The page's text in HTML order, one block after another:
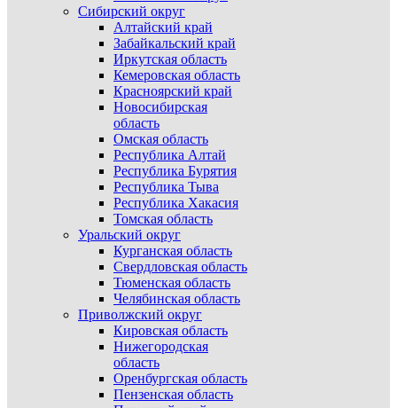
Сибирский округ
Алтайский край
Забайкальский край
Иркутская область
Кемеровская область
Красноярский край
Новосибирская
область
Омская область
Республика Алтай
Республика Бурятия
Республика Тыва
Республика Хакасия
Томская область
Уральский округ
Курганская область
Свердловская область
Тюменская область
Челябинская область
Приволжский округ
Кировская область
Нижегородская
область
Оренбургская область
Пензенская область